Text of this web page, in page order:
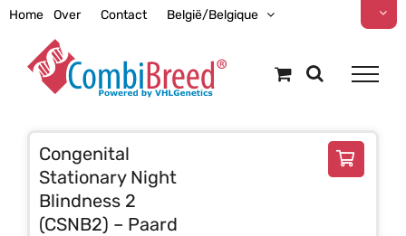
Ga
inhoud
Home Over Contact België/Belgique
Congenital
Stationary Night
Blindness 2
(CSNB2) – Paard